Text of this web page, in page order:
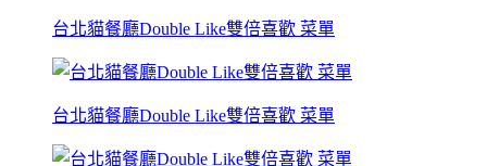
台北貓餐廳Double Like雙倍喜歡 菜單
台北貓餐廳Double Like雙倍喜歡 菜單